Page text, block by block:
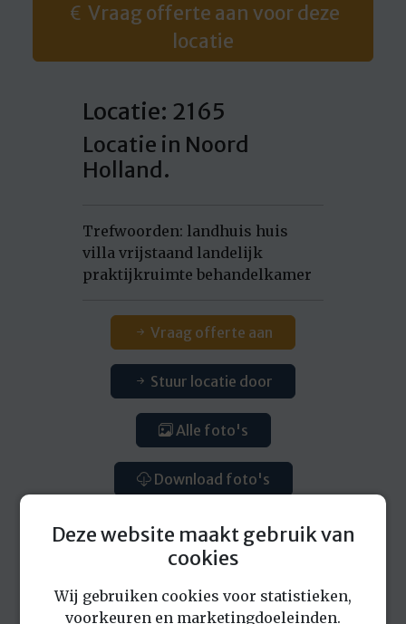
Vraag offerte aan voor deze
locatie
Locatie: 2165
Locatie in Noord
Holland.
Trefwoorden: landhuis huis
villa vrijstaand landelijk
praktijkruimte behandelkamer
Vraag offerte aan
Stuur locatie door
Alle foto's
Download foto's
Deze website maakt gebruik van
cookies
Wij gebruiken cookies voor statistieken,
voorkeuren en marketingdoeleinden.